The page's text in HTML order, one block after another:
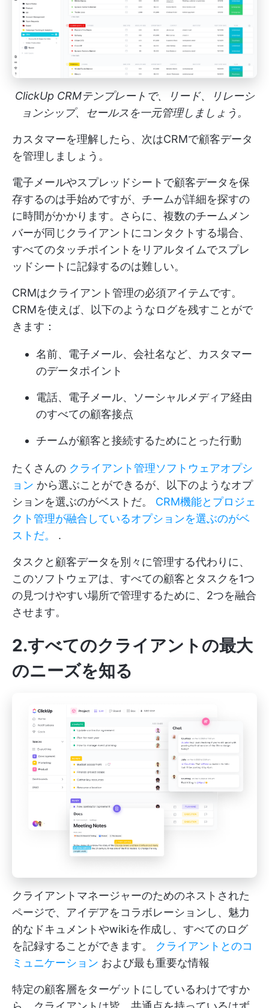
ClickUp CRMテンプレートで、リード、リレーシ
ョンシップ、セールスを一元管理しましょう。
カスタマーを理解したら、次はCRMで顧客データ
を管理しましょう。
電子メールやスプレッドシートで顧客データを保
存するのは手始めですが、チームが詳細を探すの
に時間がかかります。さらに、複数のチームメン
バーが同じクライアントにコンタクトする場合、
すべてのタッチポイントをリアルタイムでスプレ
ッドシートに記録するのは難しい。
CRMはクライアント管理の必須アイテムです。
CRMを使えば、以下のようなログを残すことがで
きます：
名前、電子メール、会社名など、カスタマー
のデータポイント
電話、電子メール、ソーシャルメディア経由
のすべての顧客接点
チームが顧客と接続するためにとった行動
たくさんの クライアント管理ソフトウェアオプシ
ョン から選ぶことができるが、以下のようなオプ
ションを選ぶのがベストだ。 CRM機能とプロジェ
クト管理が融合しているオプションを選ぶのがベ
ストだ。
.
タスクと顧客データを別々に管理する代わりに、
このソフトウェアは、すべての顧客とタスクを1つ
の見つけやすい場所で管理するために、2つを融合
させます。
2.すべてのクライアントの最大
のニーズを知る
クライアントマネージャーのためのネストされた
ページで、アイデアをコラボレーションし、魅力
的なドキュメントやwikiを作成し、すべてのログ
を記録することができます。 クライアントとのコ
ミュニケーション および最も重要な情報
特定の顧客層をターゲットにしているわけですか